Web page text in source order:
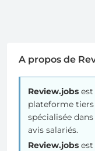
A propos de
Review.jobs est
plateforme
spécialisée
avis salariés.
Review.jobs est